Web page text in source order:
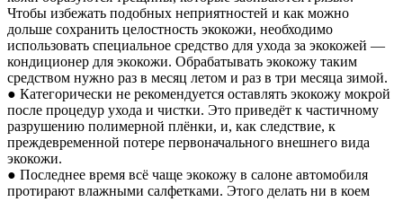
Чтобы избежать подобных неприятностей и как можно
дольше сохранить целостность экокожи, необходимо
использовать специальное средство для ухода за экокожей —
кондиционер для экокожи. Обрабатывать экокожу таким
средством нужно раз в месяц летом и раз в три месяца зимой.
● Категорически не рекомендуется оставлять экокожу мокрой
после процедур ухода и чистки. Это приведёт к частичному
разрушению полимерной плёнки, и, как следствие, к
преждевременной потере первоначального внешнего вида
экокожи.
● Последнее время всё чаще экокожу в салоне автомобиля
протирают влажными салфетками. Этого делать ни в коем